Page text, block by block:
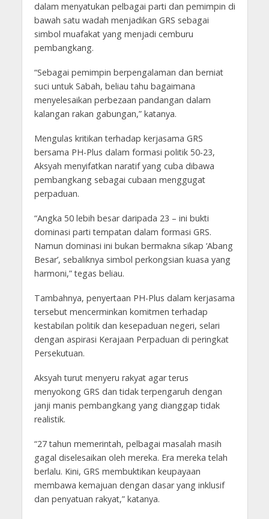
dalam menyatukan pelbagai parti dan pemimpin di
bawah satu wadah menjadikan GRS sebagai
simbol muafakat yang menjadi cemburu
pembangkang.
“Sebagai pemimpin berpengalaman dan berniat
suci untuk Sabah, beliau tahu bagaimana
menyelesaikan perbezaan pandangan dalam
kalangan rakan gabungan,” katanya.
Mengulas kritikan terhadap kerjasama GRS
bersama PH-Plus dalam formasi politik 50-23,
Aksyah menyifatkan naratif yang cuba dibawa
pembangkang sebagai cubaan menggugat
perpaduan.
“Angka 50 lebih besar daripada 23 – ini bukti
dominasi parti tempatan dalam formasi GRS.
Namun dominasi ini bukan bermakna sikap ‘Abang
Besar’, sebaliknya simbol perkongsian kuasa yang
harmoni,” tegas beliau.
Tambahnya, penyertaan PH-Plus dalam kerjasama
tersebut mencerminkan komitmen terhadap
kestabilan politik dan kesepaduan negeri, selari
dengan aspirasi Kerajaan Perpaduan di peringkat
Persekutuan.
Aksyah turut menyeru rakyat agar terus
menyokong GRS dan tidak terpengaruh dengan
janji manis pembangkang yang dianggap tidak
realistik.
“27 tahun memerintah, pelbagai masalah masih
gagal diselesaikan oleh mereka. Era mereka telah
berlalu. Kini, GRS membuktikan keupayaan
membawa kemajuan dengan dasar yang inklusif
dan penyatuan rakyat,” katanya.